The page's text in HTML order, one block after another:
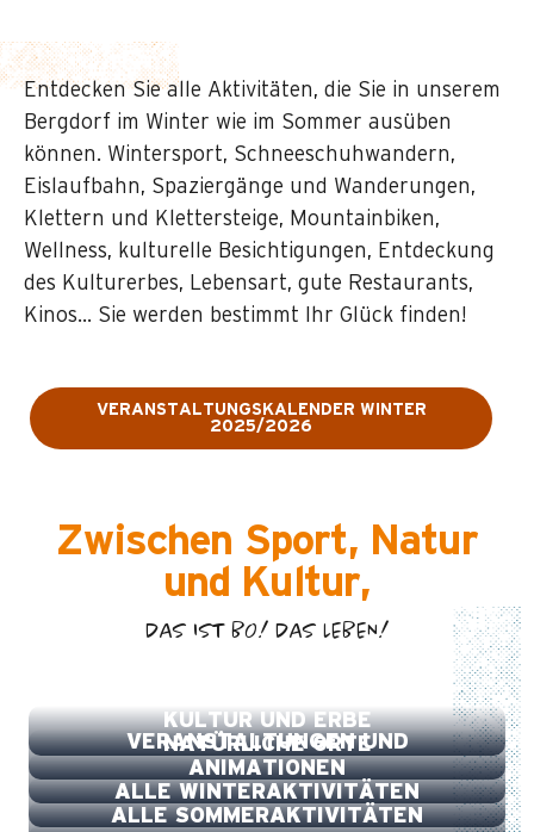
Entdecken Sie alle Aktivitäten, die Sie in unserem
Bergdorf im Winter wie im Sommer ausüben
können. Wintersport, Schneeschuhwandern,
Eislaufbahn, Spaziergänge und Wanderungen,
Klettern und Klettersteige, Mountainbiken,
Wellness, kulturelle Besichtigungen, Entdeckung
des Kulturerbes, Lebensart, gute Restaurants,
Kinos… Sie werden bestimmt Ihr Glück finden!
VERANSTALTUNGSKALENDER WINTER
2025/2026
Zwischen Sport, Natur
und Kultur,
DAS IST BO! DAS LEBEN!
KULTUR UND ERBE
NATÜRLICHE ORTE
VERANSTALTUNGEN UND
ANIMATIONEN
ALLE WINTERAKTIVITÄTEN
ALLE SOMMERAKTIVITÄTEN